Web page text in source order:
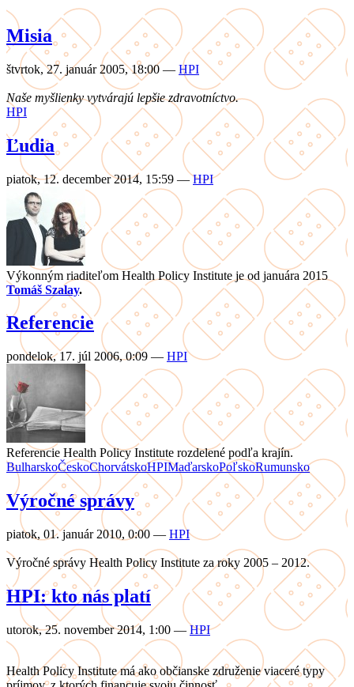
Misia
štvrtok, 27. január 2005, 18:00 — HPI
Naše myšlienky vytvárajú lepšie zdravotníctvo.
HPI
Ľudia
piatok, 12. december 2014, 15:59 — HPI
Výkonným riaditeľom Health Policy Institute je od januára 2015
Tomáš Szalay.
Referencie
pondelok, 17. júl 2006, 0:09 — HPI
Referencie Health Policy Institute rozdelené podľa krajín.
BulharskoČeskoChorvátskoHPIMaďarskoPoľskoRumunsko
Výročné správy
piatok, 01. január 2010, 0:00 — HPI
Výročné správy Health Policy Institute za roky 2005 – 2012.
HPI: kto nás platí
utorok, 25. november 2014, 1:00 — HPI
Health Policy Institute má ako občianske združenie viaceré typy